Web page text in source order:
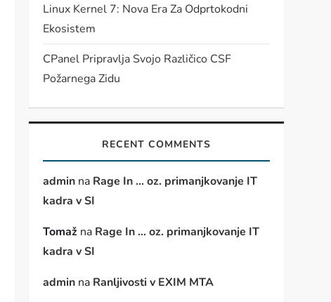
Linux Kernel 7: Nova Era Za Odprtokodni
Ekosistem
CPanel Pripravlja Svojo Različico CSF
Požarnega Zidu
RECENT COMMENTS
adminna Rage In … oz. primanjkovanje IT
kadra v SI
Tomažna Rage In … oz. primanjkovanje IT
kadra v SI
adminna Ranljivosti v EXIM MTA